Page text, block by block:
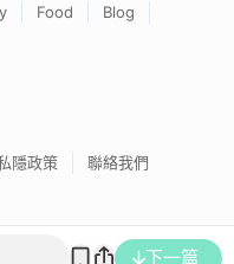
下一篇
Food
Blog
隱政策 聯絡我們